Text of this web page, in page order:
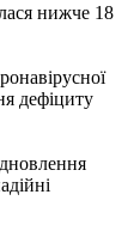
нижче 18
дефіциту